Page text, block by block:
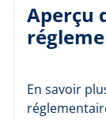
Aperçu
En savoir